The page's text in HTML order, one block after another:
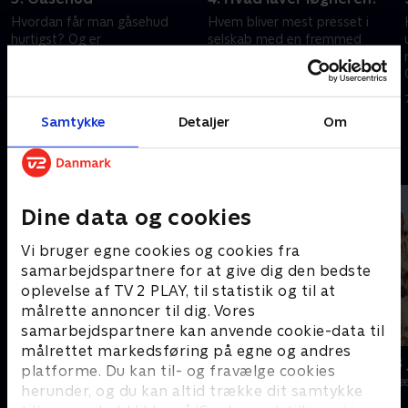
Samtykke Detaljer Om
Dine data og cookies
Vi bruger egne cookies og cookies fra
samarbejdspartnere for at give dig den bedste
oplevelse af TV 2 PLAY, til statistik og til at
målrette annoncer til dig. Vores
samarbejdspartnere kan anvende cookie-data til
målrettet markedsføring på egne og andres
platforme. Du kan til- og fravælge cookies
herunder, og du kan altid trække dit samtykke
Hvordan får man gåsehud
hurtigst? Og er
23. juni 2023 • 63 min
Hvem bliver mest presset i
selskab med en fremmed
løgner? Vi skal også opleve
spektakulære transformationer
30. juni 2023 • 59 min
Andre så også
Danmarks dummeste
TV-Shows • 1 sæsoner
24
TV-Shows • 1